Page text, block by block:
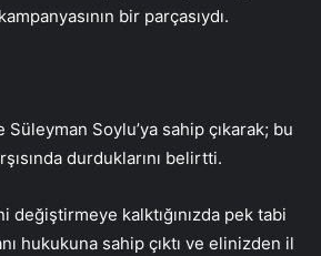
bir parçasıydı.
Süleyman Soylu’ya sahip çıkarak; bu
durduklarını belirtti.
kalktığınızda pek tabi
hukukuna sahip çıktı ve elinizden il